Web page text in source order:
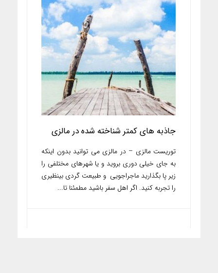
جاذبه های کمتر شناخته شده در مالزی
توریست مالزی – در مالزی می توانید بدون اینکه
به جای خیلی دوری بروید و یا شهرهای مختلفی را
زیر پا بگذارید ماجراجویی و طبیعت ‏گردی بینظیری
را تجربه کنید. اگر اهل سفر باشید مطمئنا تا...